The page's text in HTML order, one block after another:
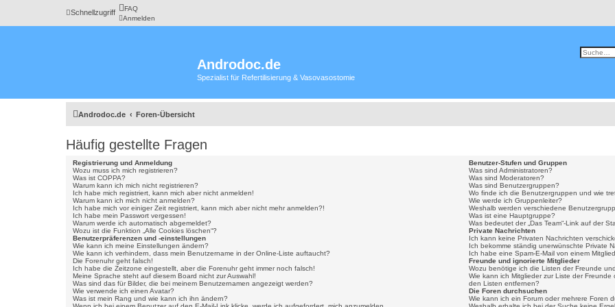
Schnellzugriff
FAQ
Anmelden
Androdoc.de
Spezialist für Refertilisierung & Vasovasostomie
Androdoc.de Foren-Übersicht
Häufig gestellte Fragen
Registrierung und Anmeldung
Wozu muss ich mich registrieren?
Was ist COPPA?
Warum kann ich mich nicht registrieren?
Ich habe mich registriert, kann mich aber nicht anmelden!
Warum kann ich mich nicht anmelden?
Ich habe mich vor einiger Zeit registriert, kann mich aber nicht mehr anmelden?!
Ich habe mein Passwort vergessen!
Warum werde ich automatisch abgemeldet?
Wozu ist die Funktion „Alle Cookies löschen“?
Benutzerpräferenzen und -einstellungen
Wie kann ich meine Einstellungen ändern?
Wie kann ich verhindern, dass mein Benutzername in der Online-Liste auftaucht?
Die Forenuhr geht falsch!
Ich habe die Zeitzone eingestellt, aber die Forenuhr geht immer noch falsch!
Meine Sprache steht auf diesem Board nicht zur Auswahl!
Was sind das für Bilder, die bei meinem Benutzernamen angezeigt werden?
Wie verwende ich einen Avatar?
Was ist mein Rang und wie kann ich ihn ändern?
Benutzer-Stufen und Gruppen
Was sind Administratoren?
Was sind Moderatoren?
Was sind Benutzergruppen?
Wo finde ich die Benutzergruppen und wie
Wie werde ich Gruppenleiter?
Weshalb werden verschiedene
Was ist eine Hauptgruppe?
Was bedeutet der „Das Team“-Link auf der
Private Nachrichten
Ich kann keine Privaten Nachrichten
Ich bekomme ständig unerwünschte Private
Ich habe eine Spam-E-Mail von einem
Freunde und ignorierte Mitglieder
Wozu benötige ich die Listen der Freunde
Wie kann ich Mitglieder zur Liste der
den Listen entfernen?
Die Foren durchsuchen
Wie kann ich ein Forum oder mehrere Foren